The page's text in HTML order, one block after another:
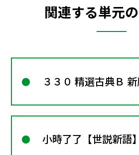
関連する単元
３３０ 精選古典Ｂ
小時了了【世説新語】